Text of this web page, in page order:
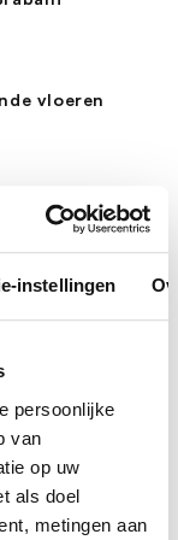
instellingen
persoonlijke
van
op uw
als doel
metingen aan
vloeren